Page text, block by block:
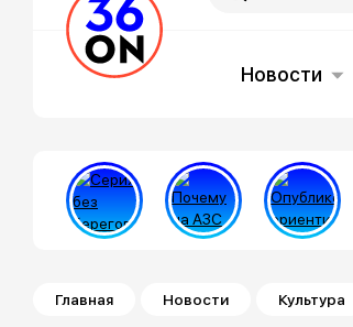
Новости
Строка навигации
Главная Новости Культура